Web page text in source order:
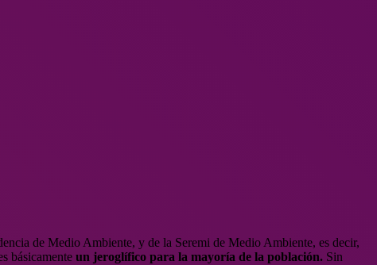
de Medio Ambiente, y de la Seremi de Medio Ambiente, es decir,
básicamente un jeroglífico para la mayoría de la población. Sin